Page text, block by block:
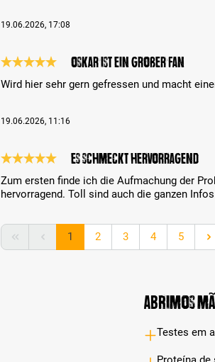
19.06.2026, 17:08
Oskar ist ein großer Fan
Wird hier sehr gern gefressen und macht
19.06.2026, 11:16
Es schmeckt hervorragend
Zum ersten finde ich die Aufmachung der
hervorragend. Toll sind auch die ganzen
Lado
1 Lado
2 Lado
3 Lado
4 Lado
5
Abrimos
Testes em